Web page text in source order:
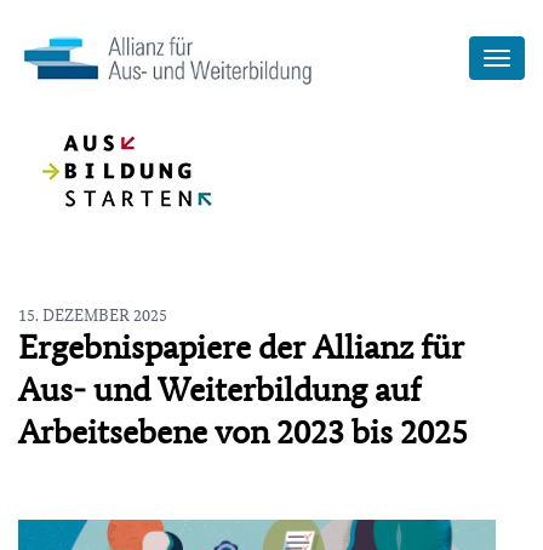
15. DEZEMBER 2025
Ergebnispapiere der Allianz für
Aus- und Weiterbildung auf
Arbeitsebene von 2023 bis 2025